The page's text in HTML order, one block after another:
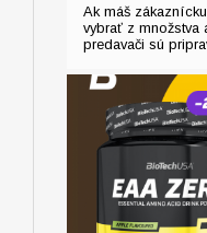
Ak máš
vybrať z množstva
predavači sú